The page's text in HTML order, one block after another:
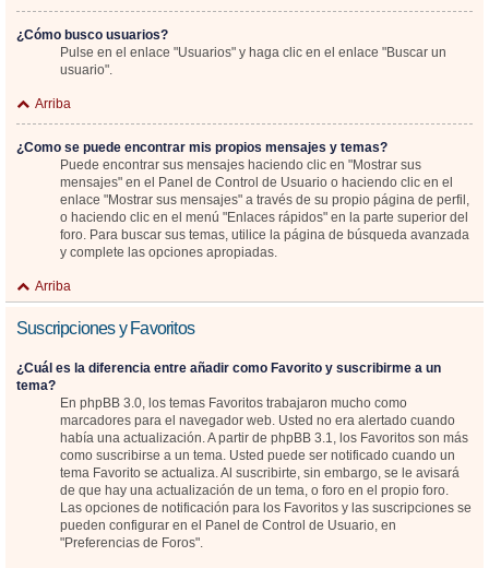
¿Cómo busco usuarios?
Pulse en el enlace "Usuarios" y haga clic en el enlace "Buscar un
usuario".
Arriba
¿Como se puede encontrar mis propios mensajes y temas?
Puede encontrar sus mensajes haciendo clic en "Mostrar sus
mensajes" en el Panel de Control de Usuario o haciendo clic en el
enlace "Mostrar sus mensajes" a través de su propio página de perfil,
o haciendo clic en el menú "Enlaces rápidos" en la parte superior del
foro. Para buscar sus temas, utilice la página de búsqueda avanzada
y complete las opciones apropiadas.
Arriba
Suscripciones y Favoritos
¿Cuál es la diferencia entre añadir como Favorito y suscribirme a un
tema?
En phpBB 3.0, los temas Favoritos trabajaron mucho como
marcadores para el navegador web. Usted no era alertado cuando
había una actualización. A partir de phpBB 3.1, los Favoritos son más
como suscribirse a un tema. Usted puede ser notificado cuando un
tema Favorito se actualiza. Al suscribirte, sin embargo, se le avisará
de que hay una actualización de un tema, o foro en el propio foro.
Las opciones de notificación para los Favoritos y las suscripciones se
pueden configurar en el Panel de Control de Usuario, en
"Preferencias de Foros".